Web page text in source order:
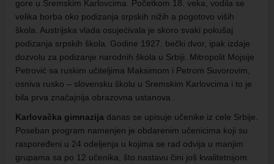
gore u Sremskim Karlovcima. Početkom 18. veka, vodila se
velika borba oko podizanja srpskih nižih a pogotovo viših
škola. Austrijska vlada osujećivala je skoro svaki pokušaj
podizanja srpskih škola. Godine 1927. bečki dvor, ipak izdaje
dozvolu za podizanje narodnih škola u Srbiji. Mitropolit Mojsije
Petrović sa ruskim učiteljima Maksimom i Petrom Suvorovim,
osniva rusko – slovensku školu u Sremskim Karlovcima i to je
bila prva značajnija obrazovna ustanova .
Karlovačka gimnazija danas se upisuje učenike iz cele Srbije.
Poseban program namenjen je obdarenim učenicima koji su
raspoređeni u 24 odeljenja u kojima se rad odvija u manjim
grupama sa po 12 učenika, što nastavu čini još kvalitetnijom.